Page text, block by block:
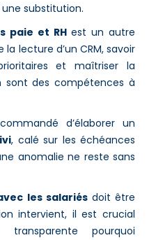
substitution.
paie et RHest un autre
lecture d’un CRM, savoir
et maîtriser la
sont des compétences à
d’élaborer un
, calé sur les échéances
anomalie ne reste sans
les salariésdoit être
intervient, il est crucial
transparente pourquoi